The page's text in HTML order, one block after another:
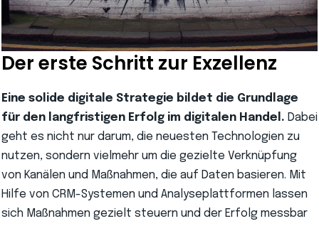
Der erste Schritt zur Exzellenz
Eine solide digitale Strategie bildet die Grundlage
für den langfristigen Erfolg im digitalen Handel. Dabei
geht es nicht nur darum, die neuesten Technologien zu
nutzen, sondern vielmehr um die gezielte Verknüpfung
von Kanälen und Maßnahmen, die auf Daten basieren. Mit
Hilfe von CRM-Systemen und Analyseplattformen lassen
sich Maßnahmen gezielt steuern und der Erfolg messbar